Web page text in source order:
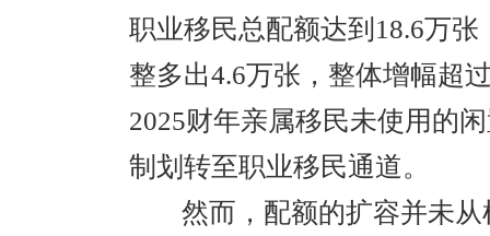
职业移民总配额达到18.6万
整多出4.6万张，整体增幅超
2025财年亲属移民未使用的
制划转至职业移民通道。
然而，配额的扩容并未